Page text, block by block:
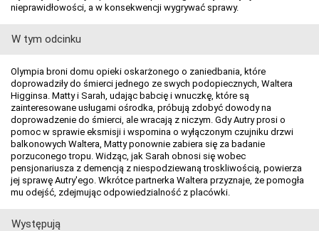
nieprawidłowości, a w konsekwencji wygrywać sprawy.
W tym odcinku
Olympia broni domu opieki oskarżonego o zaniedbania, które
doprowadziły do śmierci jednego ze swych podopiecznych, Waltera
Higginsa. Matty i Sarah, udając babcię i wnuczkę, które są
zainteresowane usługami ośrodka, próbują zdobyć dowody na
doprowadzenie do śmierci, ale wracają z niczym. Gdy Autry prosi o
pomoc w sprawie eksmisji i wspomina o wyłączonym czujniku drzwi
balkonowych Waltera, Matty ponownie zabiera się za badanie
porzuconego tropu. Widząc, jak Sarah obnosi się wobec
pensjonariusza z demencją z niespodziewaną troskliwością, powierza
jej sprawę Autry'ego. Wkrótce partnerka Waltera przyznaje, że pomogła
mu odejść, zdejmując odpowiedzialność z placówki.
Występują